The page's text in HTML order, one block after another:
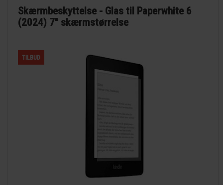
Skærmbeskyttelse - Glas til Paperwhite 6
(2024) 7" skærmstørrelse
TILBUD